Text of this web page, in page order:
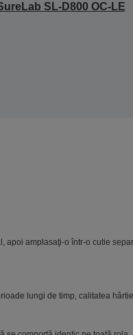
SL-D800 OC-LE
apoi amplasaţi-o într-o cutie
lungi de timp, calitatea